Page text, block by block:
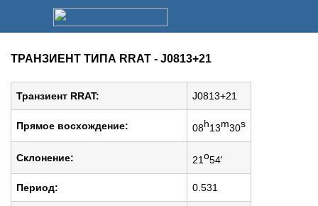
ТРАНЗИЕНТ ТИПА RRAT - J0813+21
Транзиент RRAT: J0813+21
Прямое восхождение: 08h13m30s
Cклонение: 21o54'
Период: 0.531